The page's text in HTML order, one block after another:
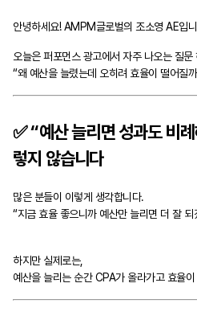
안녕하세요! AMPM글로벌의 조소영 AE입
오늘은 퍼포먼스 광고에서 자주 나오는 질문
“왜 예산을 늘렸는데 오히려 효율이 떨어질
✅ “예산 늘리면 성과도 비
렇지 않습니다
많은 분들이 이렇게 생각합니다.
“지금 효율 좋으니까 예산만 늘리면 더 잘 되
하지만 실제로는,
예산을 늘리는 순간 CPA가 올라가고 효율